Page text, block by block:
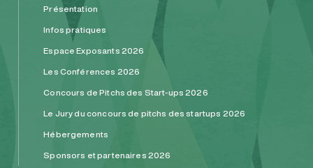
Présentation
Infos pratiques
Espace Exposants 2026
Les Conférences 2026
Concours de Pitchs des Start-ups 2026
Le Jury du concours de pitchs des startups 2026
Hébergements
Sponsors et partenaires 2026